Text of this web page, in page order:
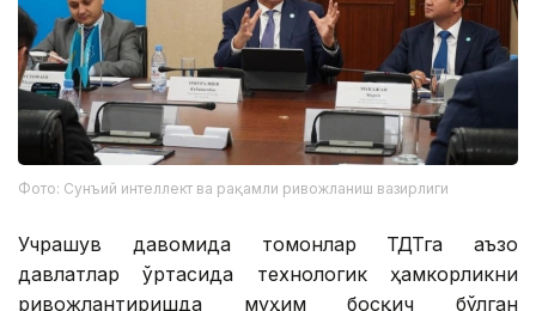
Фото: Сунъий интеллект ва рақамли ривожланиш вазирлиги
Учрашув давомида томонлар ТДТга аъзо
давлатлар ўртасида технологик ҳамкорликни
ривожлантиришда муҳим босқич бўлган